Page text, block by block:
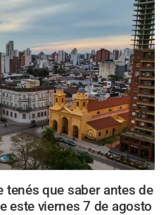
tenés que saber antes de
este viernes 7 de agosto